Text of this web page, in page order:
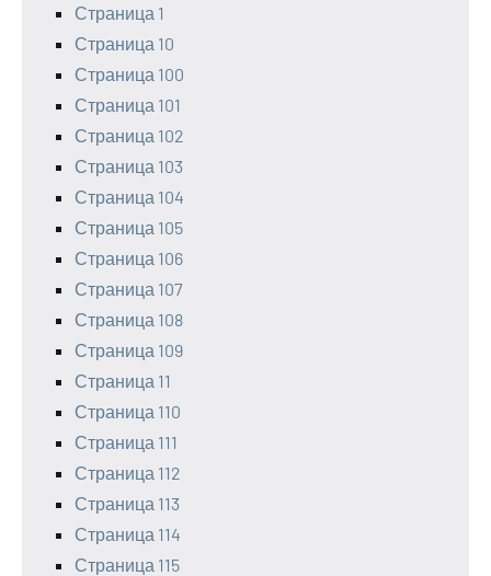
Страница 1
Страница 10
Страница 100
Страница 101
Страница 102
Страница 103
Страница 104
Страница 105
Страница 106
Страница 107
Страница 108
Страница 109
Страница 11
Страница 110
Страница 111
Страница 112
Страница 113
Страница 114
Страница 115